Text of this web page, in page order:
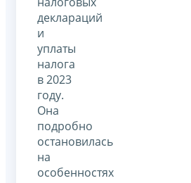
деклараций
и
уплаты
налога
в 2023
году.
Она
подробно
остановилась
на
особенностях